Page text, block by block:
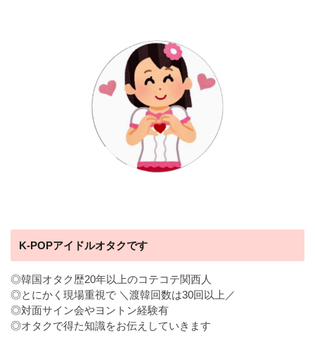
K-POPアイドルオタクです
◎韓国オタク歴20年以上のコテコテ関西人
◎とにかく現場重視で ＼渡韓回数は30回以上／
◎対面サイン会やヨントン経験有
◎オタクで得た知識をお伝えしていきます